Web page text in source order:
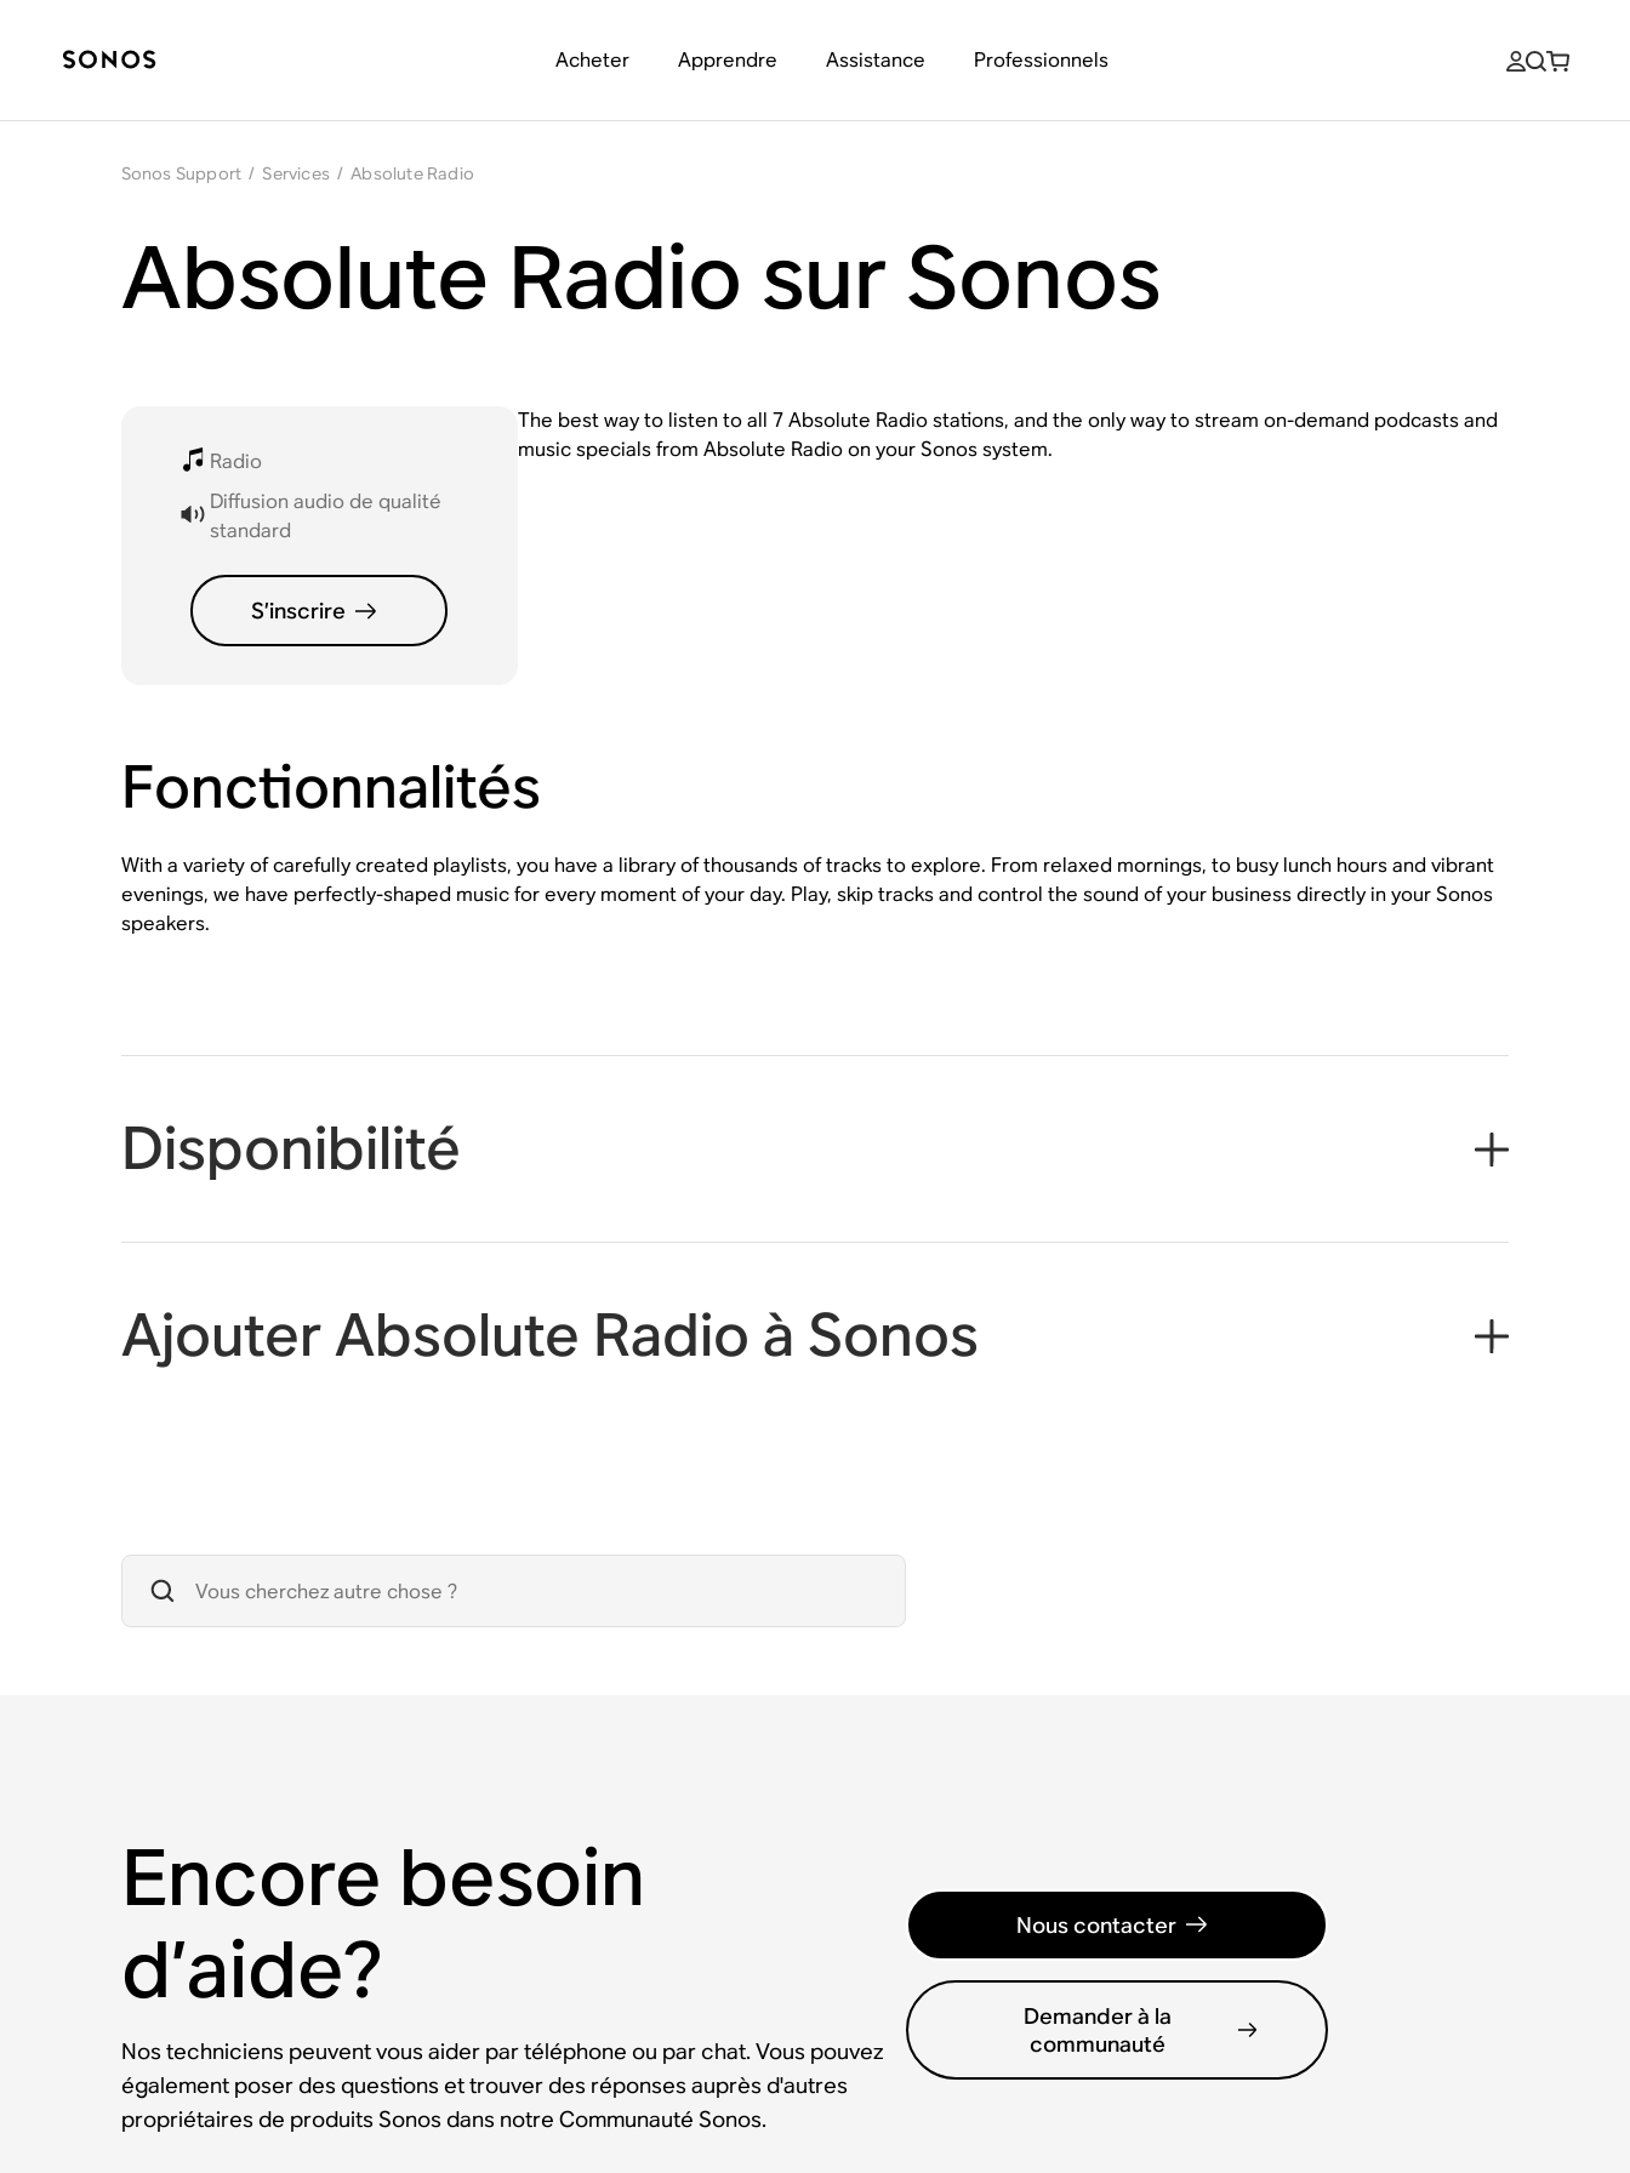
Acheter Apprendre Assistance Professionnels
Sonos Support / Services / Absolute Radio
Absolute Radio sur Sonos
Radio
Diffusion audio de qualité
standard
S’inscrire
The best way to listen to all 7 Absolute Radio stations, and the only way to stream on-demand podcasts and
music specials from Absolute Radio on your Sonos system.
Fonctionnalités
With a variety of carefully created playlists, you have a library of thousands of tracks to explore. From relaxed mornings, to busy lunch hours and vibrant
evenings, we have perfectly-shaped music for every moment of your day. Play, skip tracks and control the sound of your business directly in your Sonos
speakers.
Disponibilité
Ajouter Absolute Radio à Sonos
Encore besoin
d’aide?
Nos techniciens peuvent vous aider par téléphone ou par chat. Vous pouvez
également poser des questions et trouver des réponses auprès d'autres
propriétaires de produits Sonos dans notre Communauté Sonos.
Nous contacter
Demander à la
communauté